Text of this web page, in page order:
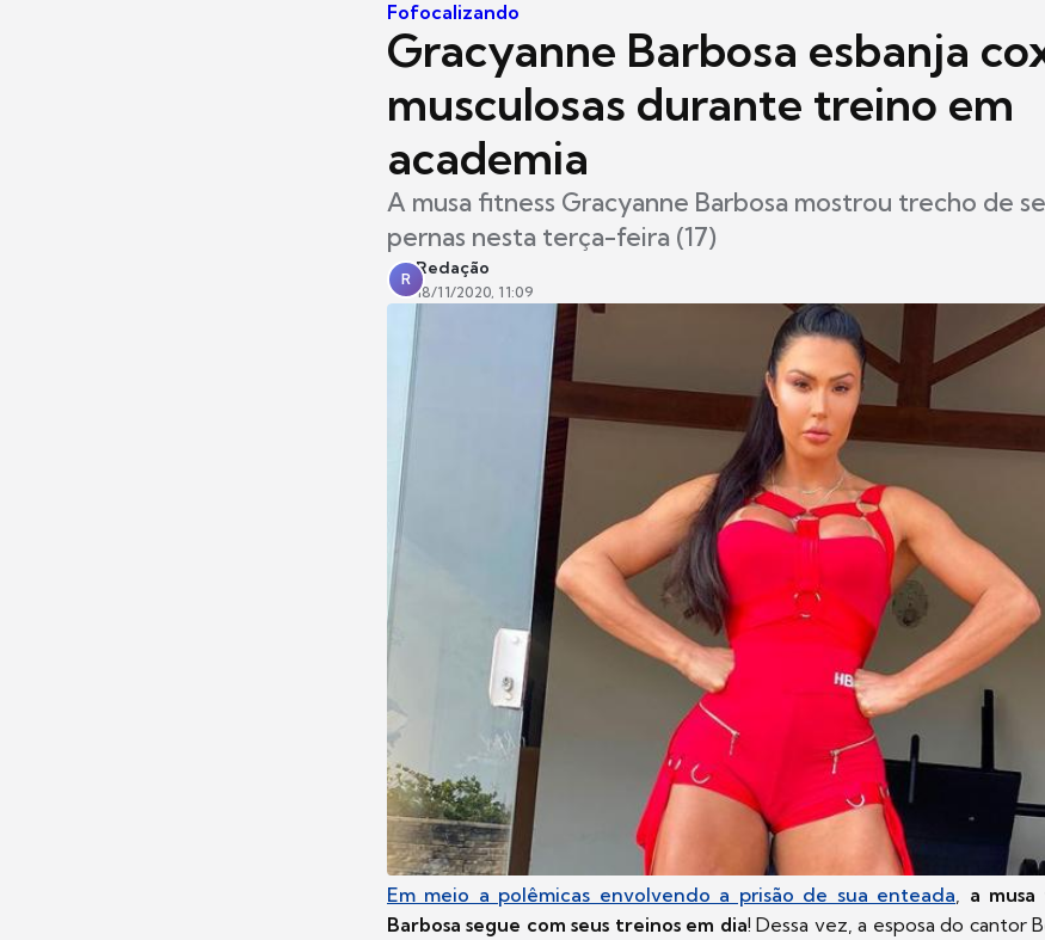
Fofocalizando
Gracyanne Barbosa esbanja
musculosas durante treino em
academia
A musa fitness Gracyanne Barbosa mostrou trecho de
pernas nesta terça-feira (17)
R
Redação
18/11/2020, 11:09
Em meio a polêmicas envolvendo a prisão de sua enteada
a
Barbosa segue com seus treinos em dia! Dessa vez, a esposa do cantor